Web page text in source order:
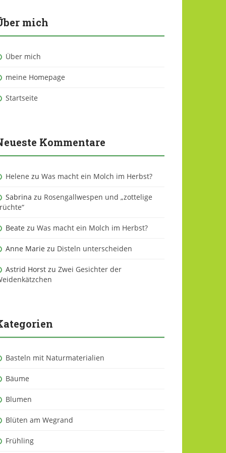
mich
Über mich
meine Homepage
Startseite
Kommentare
Helene zu Was macht ein Molch im Herbst?
Sabrina zu Rosengallwespen und „zottelige
Beate zu Was macht ein Molch im Herbst?
Anne Marie zu Disteln unterscheiden
Astrid Horst zu Zwei Gesichter der
Basteln mit Naturmaterialien
Bäume
Blumen
Blüten am Wegrand
Frühling